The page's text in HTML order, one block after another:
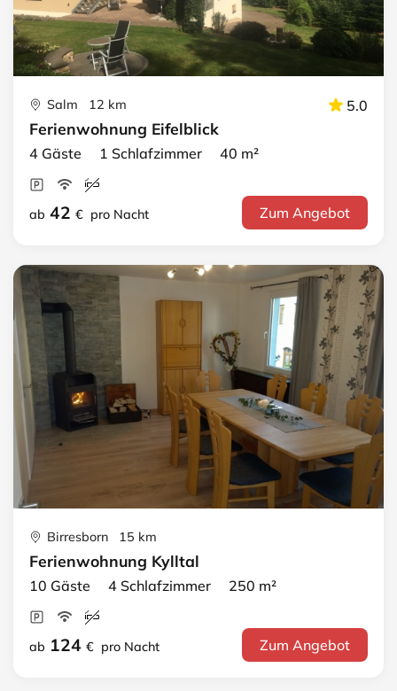
Salm 12 km 5.0
Ferienwohnung Eifelblick
4 Gäste 1 Schlafzimmer 40 m²
ab 42 € pro Nacht Zum Angebot
Birresborn 15 km
Ferienwohnung Kylltal
10 Gäste 4 Schlafzimmer 250 m²
ab 124 € pro Nacht Zum Angebot